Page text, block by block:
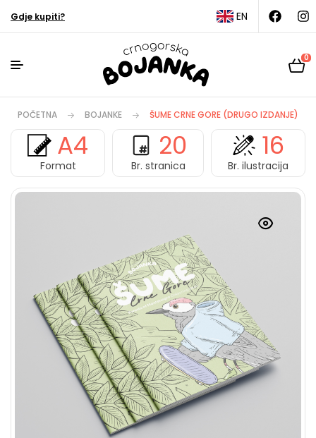
Gdje kupiti? EN
0
A4
Format
20
Br. stranica
16
Br. ilustracija
POČETNA BOJANKE ŠUME CRNE GORE (DRUGO IZDANJE)